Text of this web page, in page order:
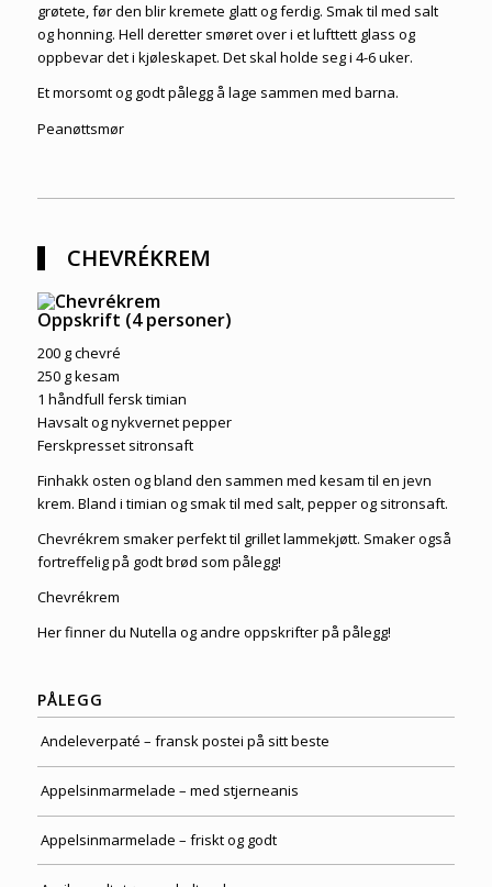
grøtete, før den blir kremete glatt og ferdig. Smak til med salt
og honning. Hell deretter smøret over i et lufttett glass og
oppbevar det i kjøleskapet. Det skal holde seg i 4-6 uker.
Et morsomt og godt pålegg å lage sammen med barna.
Peanøttsmør
CHEVRÉKREM
Oppskrift (4 personer)
200 g chevré
250 g kesam
1 håndfull fersk timian
Havsalt og nykvernet pepper
Ferskpresset sitronsaft
Finhakk osten og bland den sammen med kesam til en jevn
krem. Bland i timian og smak til med salt, pepper og sitronsaft.
Chevrékrem smaker perfekt til grillet lammekjøtt. Smaker også
fortreffelig på godt brød som pålegg!
Chevrékrem
Her finner du Nutella og andre oppskrifter på pålegg!
PÅLEGG
Andeleverpaté – fransk postei på sitt beste
Appelsinmarmelade – med stjerneanis
Appelsinmarmelade – friskt og godt